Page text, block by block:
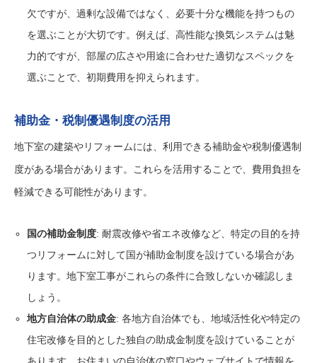
欠ですが、過剰な設備ではなく、必要十分な機能を持つもの
を選ぶことが大切です。例えば、高性能な換気システムは魅
力的ですが、部屋の広さや用途に合わせた適切なスペックを
選ぶことで、初期費用を抑えられます。
補助金・税制優遇制度の活用
地下室の建築やリフォームには、利用できる補助金や税制優遇制
度がある場合があります。これらを活用することで、費用負担を
軽減できる可能性があります。
国の補助金制度: 耐震改修や省エネ改修など、特定の目的を持
つリフォームに対して国が補助金制度を設けている場合があ
ります。地下室工事がこれらの条件に合致しないか確認しま
しょう。
地方自治体の助成金: 各地方自治体でも、地域活性化や特定の
住宅改修を目的とした独自の助成金制度を設けていることが